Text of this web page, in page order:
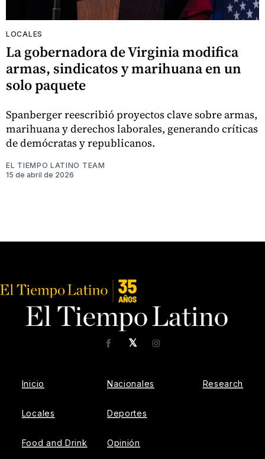
LOCALES
La gobernadora de Virginia modifica
armas, sindicatos y marihuana en un
solo paquete
Spanberger reescribió proyectos clave sobre armas,
marihuana y derechos laborales, generando críticas
de demócratas y republicanos.
EL TIEMPO LATINO TEAM
15 de abril de 2026
𝕏
FacebookInstagram
Inicio
Locales
Food and Drink
Nacionales
Deportes
Opinión
Research